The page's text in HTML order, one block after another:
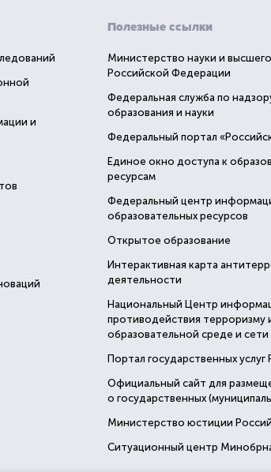
и
Полезные ссылки
Министерство науки и
Российской Федерации
Федеральная служба по
образования и науки
Федеральный портал
Единое окно доступа к
ресурсам
Федеральный центр
образовательных ресурсов
Открытое образование
Интерактивная карта
деятельности
Национальный Центр
противодействия терроризму
образовательной среде и
Портал государственных услуг
Официальный сайт для
о государственных
Министерство юстиции
Ситуационный центр